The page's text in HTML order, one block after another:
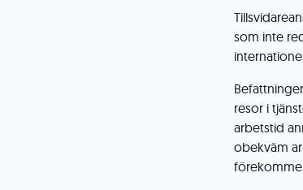
som inte
resor i
arbetstid
obekväm